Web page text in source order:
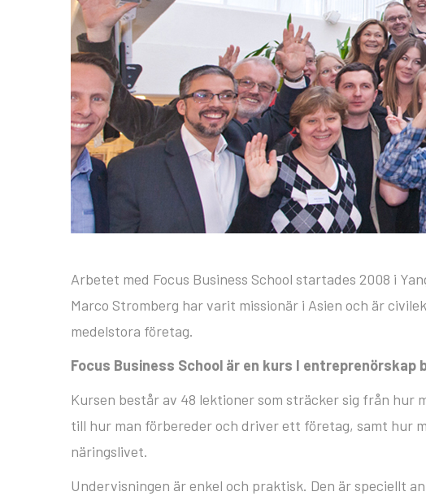
Arbetet med Focus Business School startades 2008 i
Marco Stromberg har varit missionär i Asien och är
medelstora företag.
Focus Business School är en kurs I
Kursen består av 48 lektioner som sträcker sig från hur
till hur man förbereder och driver ett företag, samt hur
näringslivet.
Undervisningen är enkel och praktisk. Den är speciellt